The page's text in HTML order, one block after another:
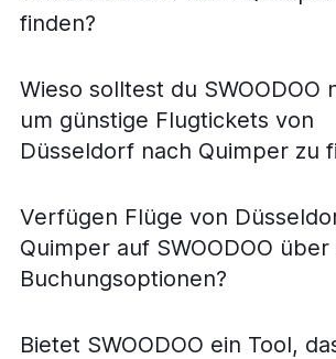
finden?
Wieso solltest du SWOODOO
um günstige Flugtickets von
Düsseldorf nach Quimper zu
Verfügen Flüge von
Quimper auf SWOODOO
Buchungsoptionen?
Bietet SWOODOO ein Tool,